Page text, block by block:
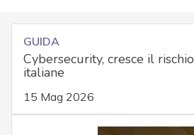
GUIDA
Cybersecurity, cresce il
italiane
15 Mag 2026